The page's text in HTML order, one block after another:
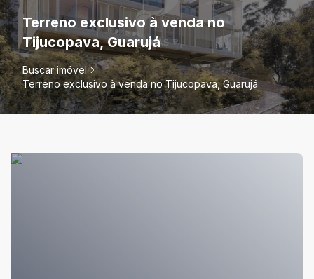
Terreno exclusivo à venda no
Tijucopava, Guarujá
Buscar imóvel
Terreno exclusivo à venda no Tijucopava, Guarujá